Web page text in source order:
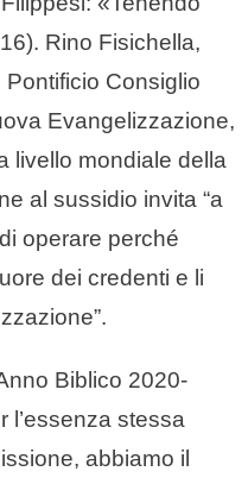
Rino Fisichella,
Consiglio
Evangelizzazione,
livello mondiale della
al sussidio invita “a
operare perché
dei credenti e li
Biblico 2020-
l’essenza stessa
abbiamo il